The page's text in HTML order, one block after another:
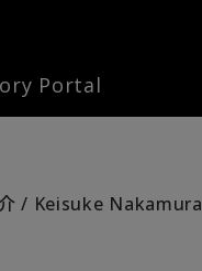
Portal
/ Keisuke Nakamura